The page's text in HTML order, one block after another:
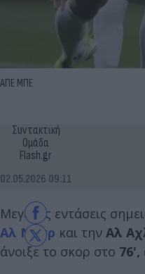
ΑΠΕ ΜΠΕ
Συντακτική
Ομάδα
Flash.gr
02.05.2026 09:11
Μεγάλες εντάσεις
Αλ Νασρ και την Αλ
άνοιξε το σκορ στο 76',